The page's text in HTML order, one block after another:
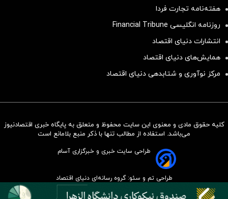
سرمایه‌گذاری همسنگ با شاخص
هفته‌نامه تجارت فردا
روزنامه انگلیسی Financial Tribune
انتشارات دنیای اقتصاد
همایش‌های دنیای اقتصاد
مرکز نوآوری و شتابدهی دنیای اقتصاد
کلیه حقوق مادی و معنوی این سایت محفوظ و متعلق به پایگاه خبری اقتصادنیوز
می‌باشد. استفاده از مطالب تنها با ذکر منبع بلامانع است
طراحی سایت خبری و خبرگزاری آسام
طراحی تم و سئو: گروه رسانه‌ای دنیای اقتصاد